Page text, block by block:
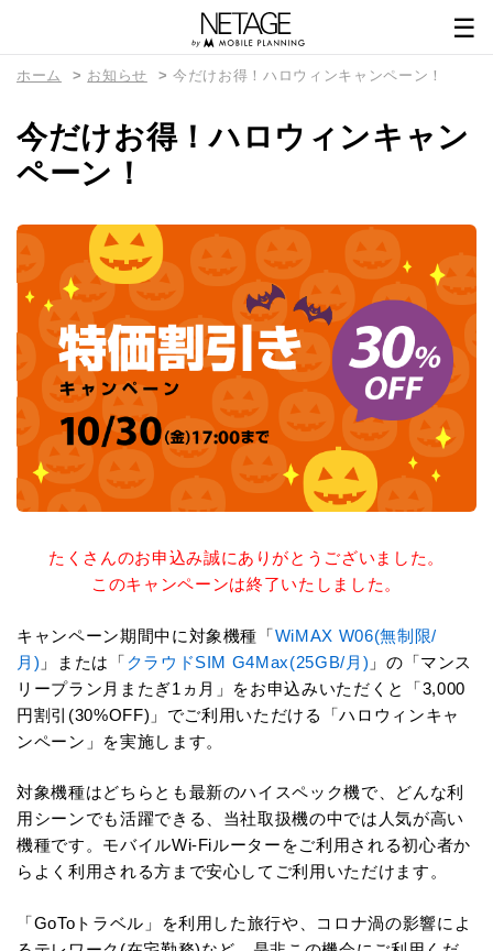
☰
ホーム お知らせ 今だけお得！ハロウィンキャンペーン！
今だけお得！ハロウィンキャン
ペーン！
たくさんのお申込み誠にありがとうございました。
このキャンペーンは終了いたしました。
キャンペーン期間中に対象機種「WiMAX W06(無制限/
月) 」または「クラウドSIM G4Max(25GB/月) 」の「マンス
リープラン月またぎ1ヵ月」をお申込みいただくと「3,000
円割引(30%OFF)」でご利用いただける「ハロウィンキャ
ンペーン」を実施します。
対象機種はどちらとも最新のハイスペック機で、どんな利
用シーンでも活躍できる、当社取扱機の中では人気が高い
機種です。モバイルWi-Fiルーターをご利用される初心者か
らよく利用される方まで安心してご利用いただけます。
「GoToトラベル」を利用した旅行や、コロナ渦の影響によ